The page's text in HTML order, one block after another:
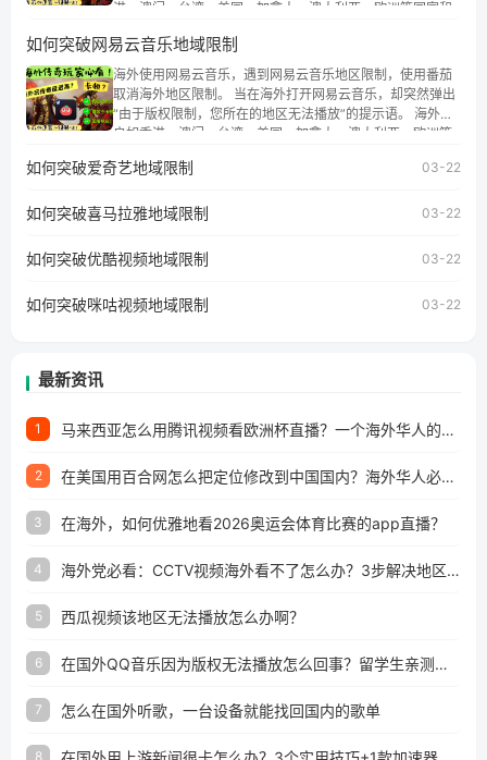
港、澳门、台湾、美国、加拿大、澳大利亚、欧洲等国家和
权限制问题，且仅能在中国大陆地区播放。 遇到这个问题的
朋友们，使用番茄回国加速器，即可解决「海外用户收听腾
讯视频地区版权限制」的问题，无论人在香港、澳门、台
湾、美国、加拿大、澳大利亚、欧洲等国家和地区工作、留
学、定居等，都可以使用，不再因地区和版权限制所困扰。
如何突破网易云音乐地域限制
海外使用网易云音乐，遇到网易云音乐地区限制，使用番茄
取消海外地区限制。 当在海外打开网易云音乐，却突然弹出
“由于版权限制，您所在的地区无法播放”的提示语。 海外用
户如香港、澳门、台湾、美国、加拿大、澳大利亚、欧洲等
地区及版权限制问题，且仅能在中国大陆地区播放。 遇到这
户收听网易云音乐地区版权限制」的问题，无论人在香港、
工作、留学、定居等，都可以使用，不再因地区和版权限制
所困扰。
如何突破爱奇艺地域限制 03-22
如何突破喜马拉雅地域限制 03-22
如何突破优酷视频地域限制 03-22
如何突破咪咕视频地域限制 03-22
最新资讯
1 马来西亚怎么用腾讯视频看欧洲杯直播？一个海外华人的真实困扰与破解
2 在美国用百合网怎么把定位修改到中国国内？海外华人必备的回国加速指南
3 在海外，如何优雅地看2026奥运会体育比赛的app直播？
4 海外党必看：CCTV视频海外看不了怎么办？3步解决地区限制+追剧自由
5 西瓜视频该地区无法播放怎么办啊？
6 在国外QQ音乐因为版权无法播放怎么回事？留学生亲测有效的解决办法
7 怎么在国外听歌，一台设备就能找回国内的歌单
8